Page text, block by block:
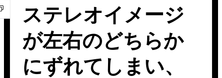
ステレオイメージ
が左右のどちらか
にずれてしまい、